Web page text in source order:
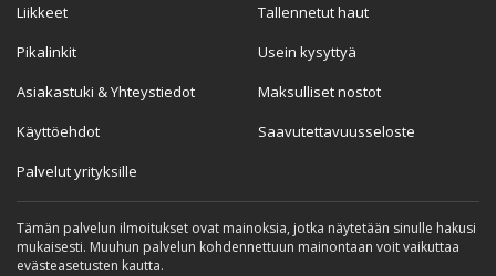
Liikkeet
Pikalinkit
Asiakastuki & Yhteystiedot
Käyttöehdot
Palvelut yrityksille
Tallennetut haut
Usein kysyttyä
Maksulliset nostot
Saavutettavuusseloste
Tämän palvelun ilmoitukset ovat mainoksia, jotka näytetään sinulle hakusi
mukaisesti. Muuhun palvelun kohdennettuun mainontaan voit vaikuttaa
evästeasetusten kautta.